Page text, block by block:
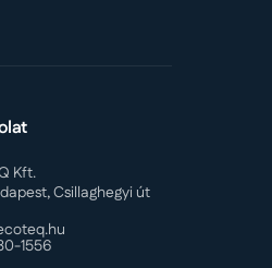
Kft.
Csillaghegyi út
1556